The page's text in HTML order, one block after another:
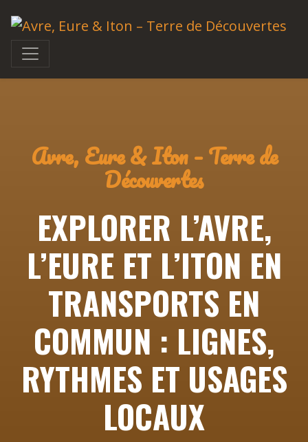
Avre, Eure & Iton – Terre de
Découvertes
EXPLORER L’AVRE,
L’EURE ET L’ITON EN
TRANSPORTS EN
COMMUN : LIGNES,
RYTHMES ET USAGES
LOCAUX